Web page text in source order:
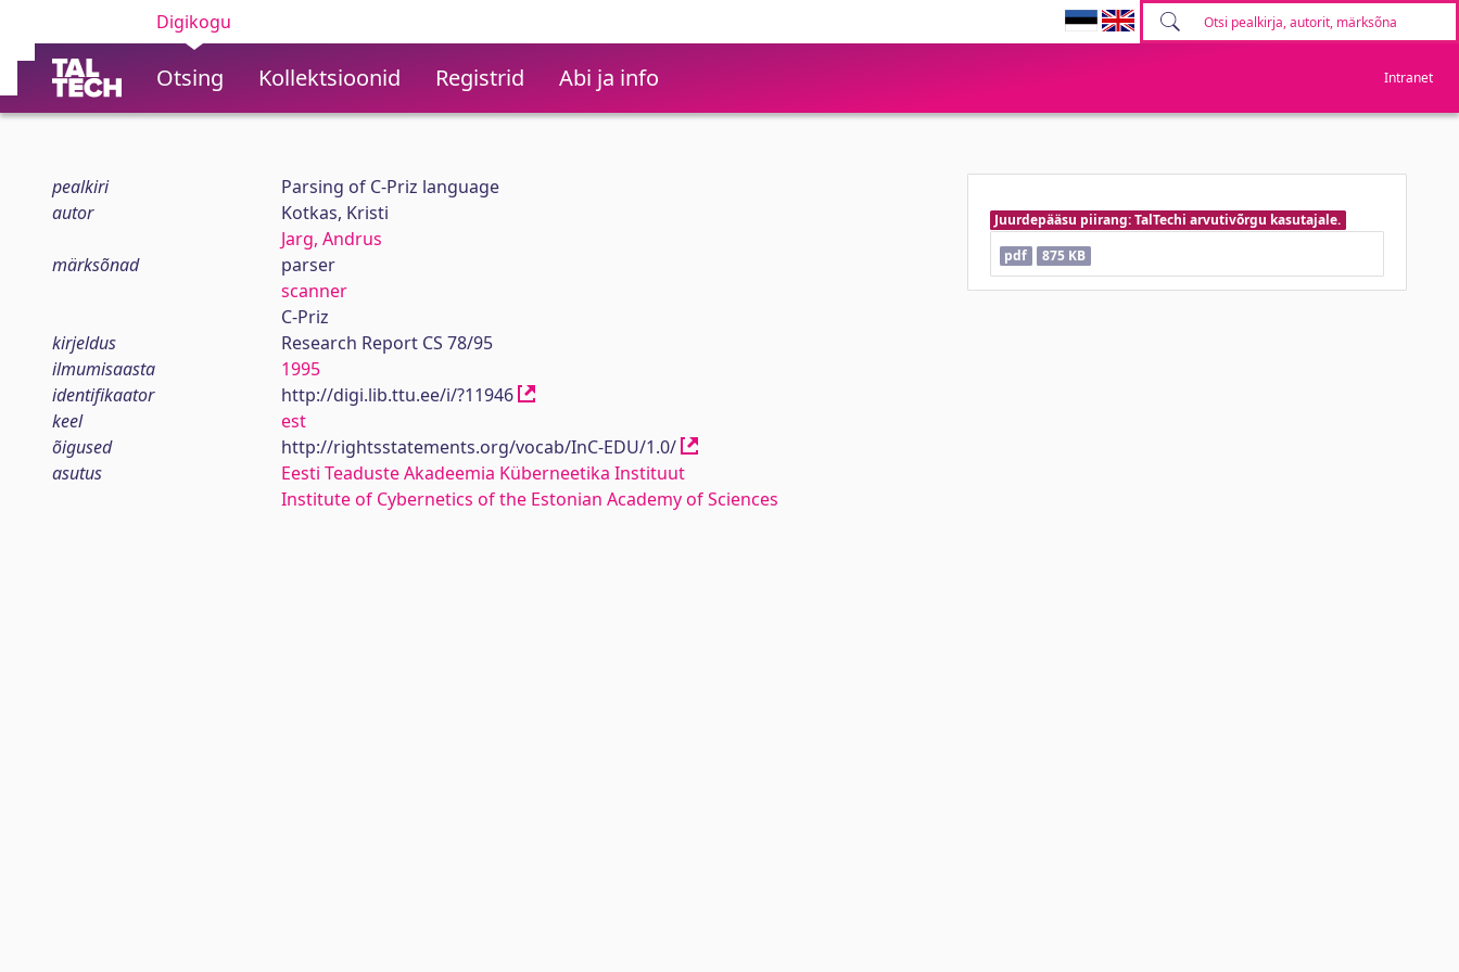
Digikogu
Otsing Kollektsioonid Registrid Abi ja info Intranet
pealkiri
Parsing of C-Priz language
autor
Kotkas, Kristi
Jarg, Andrus
märksõnad
parser
scanner
C-Priz
kirjeldus
Research Report CS 78/95
ilmumisaasta
1995
identifikaator
http://digi.lib.ttu.ee/i/?11946
keel
est
õigused
http://rightsstatements.org/vocab/InC-EDU/1.0/
asutus
Eesti Teaduste Akadeemia Küberneetika Instituut
Institute of Cybernetics of the Estonian Academy of Sciences
Juurdepääsu piirang: TalTechi arvutivõrgu kasutajale.
pdf
875 KB